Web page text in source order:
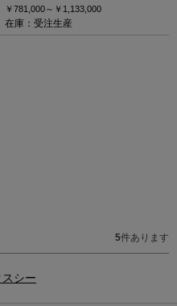
￥781,000～ ￥1,133,000
在庫：受注生産
5件あります
シー